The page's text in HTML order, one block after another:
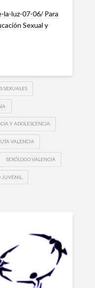
luz-07-06/ Para
Sexual y
SEXUALES
Y ADOLESCENCIA
VALENCIA
SEXÓLOGO VALENCIA
JUVENIL